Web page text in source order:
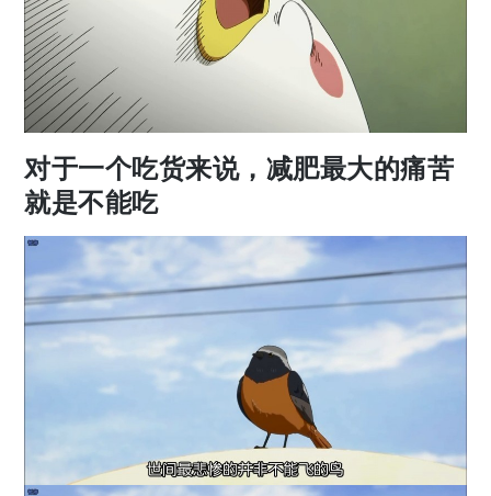
对于一个吃货来说，减肥最大的痛苦
就是不能吃